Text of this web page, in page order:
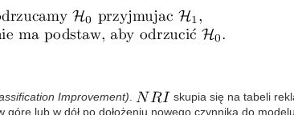
Improvement)
skupia się na tabeli
lub w dół po dołożeniu nowego czynnika do